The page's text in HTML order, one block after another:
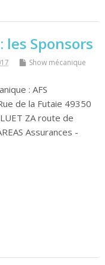
les Sponsors
Show mécanique
: AFS
de la Futaie 49350
ZA route de
Assurances -